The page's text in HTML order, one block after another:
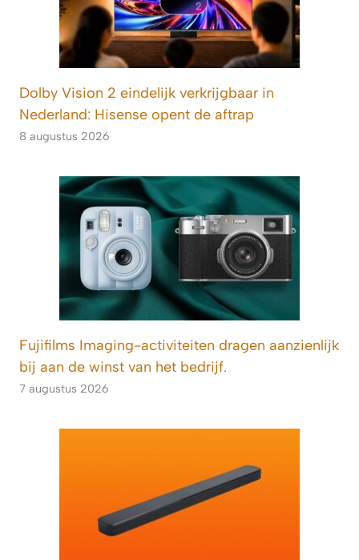
Dolby Vision 2 eindelijk verkrijgbaar in
Nederland: Hisense opent de aftrap
8 augustus 2026
Fujifilms Imaging-activiteiten dragen aanzienlijk
bij aan de winst van het bedrijf.
7 augustus 2026